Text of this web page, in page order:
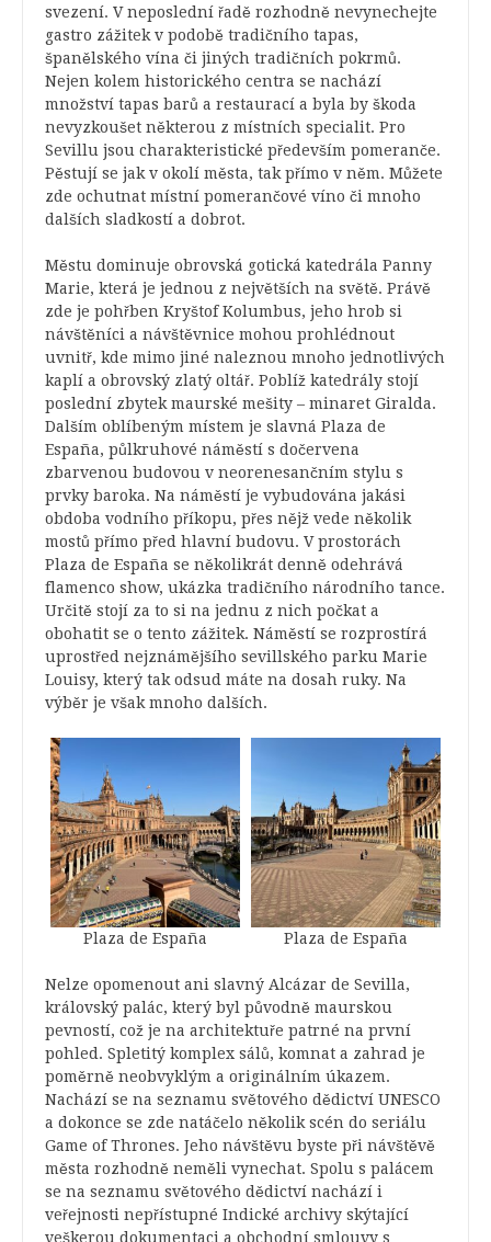
svezení. V neposlední řadě rozhodně nevynechejte
gastro zážitek v podobě tradičního tapas,
španělského vína či jiných tradičních pokrmů.
Nejen kolem historického centra se nachází
množství tapas barů a restaurací a byla by škoda
nevyzkoušet některou z místních specialit. Pro
Sevillu jsou charakteristické především pomeranče.
Pěstují se jak v okolí města, tak přímo v něm. Můžete
zde ochutnat místní pomerančové víno či mnoho
dalších sladkostí a dobrot.
Městu dominuje obrovská gotická katedrála Panny
Marie, která je jednou z největších na světě. Právě
zde je pohřben Kryštof Kolumbus, jeho hrob si
návštěníci a návštěvnice mohou prohlédnout
uvnitř, kde mimo jiné naleznou mnoho jednotlivých
kaplí a obrovský zlatý oltář. Poblíž katedrály stojí
poslední zbytek maurské mešity – minaret Giralda.
Dalším oblíbeným místem je slavná Plaza de
España, půlkruhové náměstí s dočervena
zbarvenou budovou v neorenesančním stylu s
prvky baroka. Na náměstí je vybudována jakási
obdoba vodního příkopu, přes nějž vede několik
mostů přímo před hlavní budovu. V prostorách
Plaza de España se několikrát denně odehrává
flamenco show, ukázka tradičního národního tance.
Určitě stojí za to si na jednu z nich počkat a
obohatit se o tento zážitek. Náměstí se rozprostírá
uprostřed nejznámějšího sevillského parku Marie
Louisy, který tak odsud máte na dosah ruky. Na
výběr je však mnoho dalších.
Plaza de España Plaza de España
Nelze opomenout ani slavný Alcázar de Sevilla,
královský palác, který byl původně maurskou
pevností, což je na architektuře patrné na první
pohled. Spletitý komplex sálů, komnat a zahrad je
poměrně neobvyklým a originálním úkazem.
Nachází se na seznamu světového dědictví UNESCO
a dokonce se zde natáčelo několik scén do seriálu
Game of Thrones. Jeho návštěvu byste při návštěvě
města rozhodně neměli vynechat. Spolu s palácem
se na seznamu světového dědictví nachází i
veřejnosti nepřístupné Indické archivy skýtající
veškerou dokumentaci a obchodní smlouvy s